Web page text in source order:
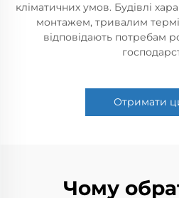
кліматичних умов. Будівлі
монтажем, тривалим
відповідають потребам
Отримати
Чому